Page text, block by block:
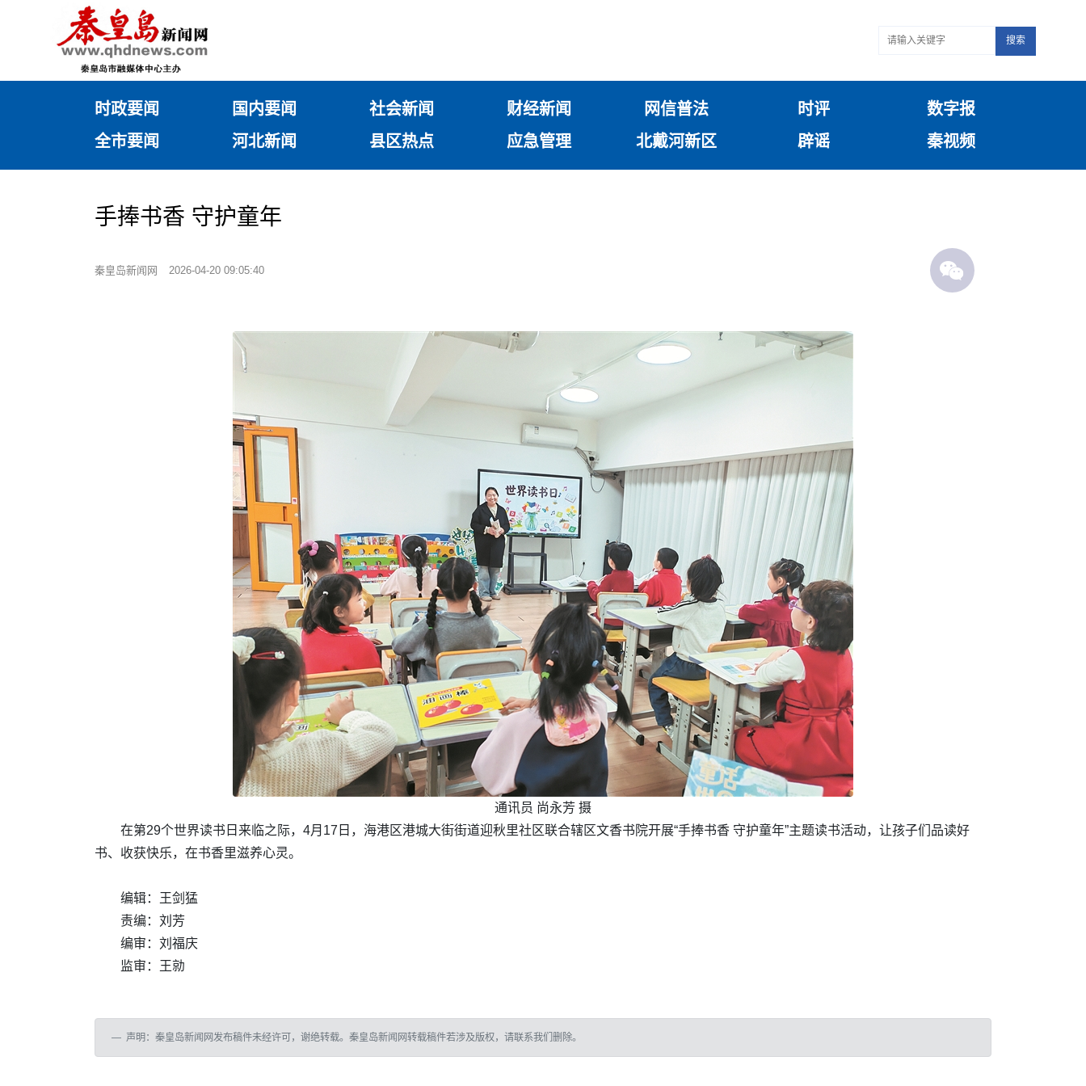
搜索
时政要闻 国内要闻 社会新闻 财经新闻 网信普法 时评
数字报
全市要闻
河北新闻 县区热点 应急管理 北戴河新区 辟谣 秦视频
手捧书香 守护童年
秦皇岛新闻网 2026-04-20 09:05:40
通讯员 尚永芳 摄
在第29个世界读书日来临之际，4月17日，海港区港城大街街道迎秋里社区联合辖区文香书院开展“手捧书香 守护童年”主题读书活动，让孩子们品读好
书、收获快乐，在书香里滋养心灵。
编辑：王剑猛
责编：刘芳
编审：刘福庆
监审：王勍
声明：秦皇岛新闻网发布稿件未经许可，谢绝转载。秦皇岛新闻网转载稿件若涉及版权，请联系我们删除。